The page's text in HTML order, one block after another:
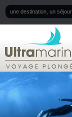
VOYAGE